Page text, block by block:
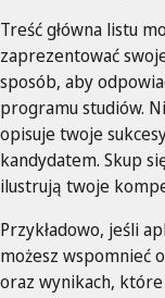
Treść główna listu
zaprezentować
sposób, aby
programu studiów.
opisuje twoje
kandydatem. Skup
ilustrują twoje
Przykładowo, jeśli
możesz wspomnieć
oraz wynikach, które